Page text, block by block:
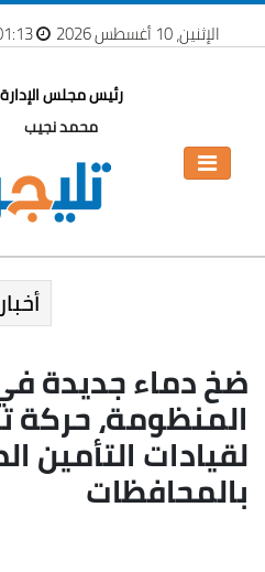
الإثنين، 10 أغسطس 2026 01:13 م
رئيس مجلس الإدارة
محمد نجيب
أخبار
ضخ دماء جديدة
المنظومة، حركة
لقيادات التأمين
بالمحافظات